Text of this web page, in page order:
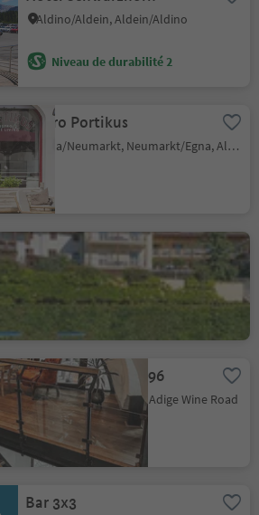
Aldino/Aldein, Aldein/Aldino
Niveau de durabilité 2
Bistro Portikus
Egna/Neumarkt, Neumarkt/Egna, Alto Adige Wine Road
Albergo Aquila D'Oro
Amalia Pernter 1896
Salorno/Salurn, Alto Adige Wine Road
Bar 3x3